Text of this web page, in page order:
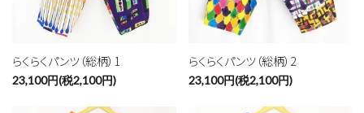
らくらくパンツ（総柄）1
23,100円(税2,100円)
らくらくパンツ（総柄）2
23,100円(税2,100円)